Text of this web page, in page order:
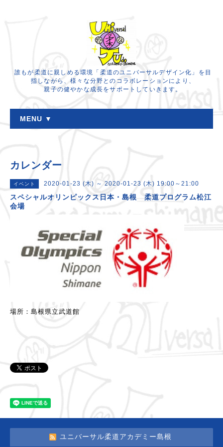
誰もが柔道に親しめる環境「柔道のユニバーサルデザイン化」を目
指しながら、様々な分野とのコラボレーションにより、
親子の健やかな成長をサポートしていきます。
MENU ▼
カレンダー
イベント 2020-01-23 (木) ～ 2020-01-23 (木) 19:00～21:00
スペシャルオリンピックス日本・島根 柔道プログラム松江
会場
場所：島根県立武道館
ユニバーサル柔道アカデミー島根